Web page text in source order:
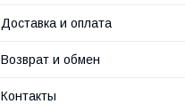
Доставка и оплата
Возврат и обмен
Контакты